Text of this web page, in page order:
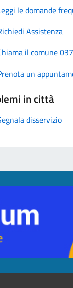
le domande
Assistenza
il comune
un
in città
disservizio